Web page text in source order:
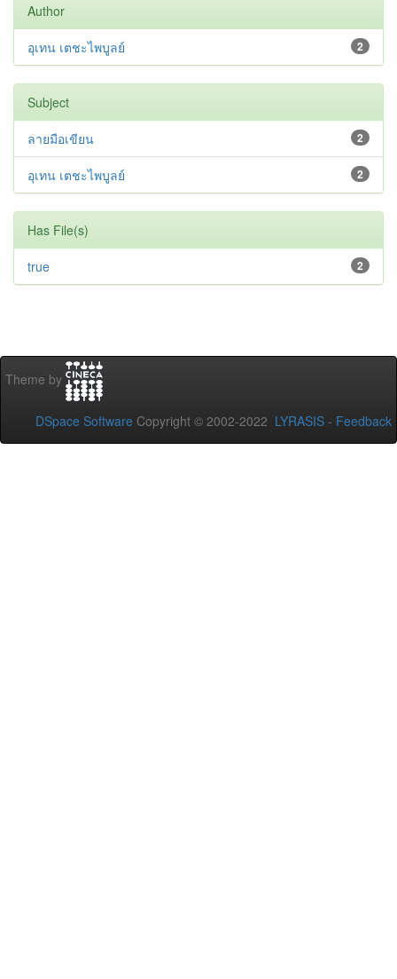
Author
2
อุเทน เตชะไพบูลย์
Subject
2
ลายมือเขียน
2
อุเทน เตชะไพบูลย์
Has File(s)
2
true
Theme by
DSpace Software Copyright © 2002-2022 LYRASIS - Feedback